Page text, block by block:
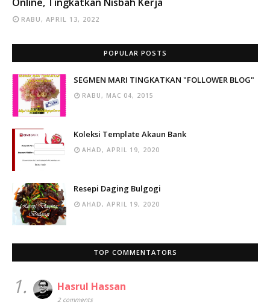
Online, Tingkatkan Nisbah Kerja
RABU, APRIL 13, 2022
POPULAR POSTS
SEGMEN MARI TINGKATKAN "FOLLOWER BLOG"
RABU, MAC 04, 2015
Koleksi Template Akaun Bank
AHAD, APRIL 19, 2020
Resepi Daging Bulgogi
AHAD, APRIL 19, 2020
TOP COMMENTATORS
1. Hasrul Hassan
2 comments